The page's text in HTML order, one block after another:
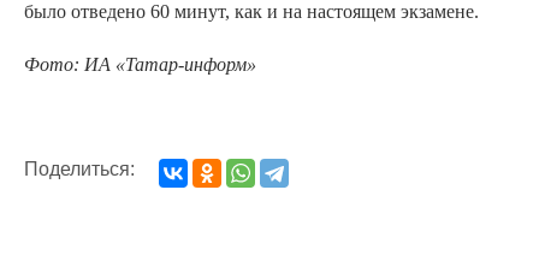
было отведено 60 минут, как и на настоящем экзамене.
Фото: ИА «Татар-информ»
Поделиться: